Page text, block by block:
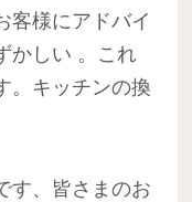
客様にアドバイ
かしい 。これ
。キッチンの換
す、皆さまのお